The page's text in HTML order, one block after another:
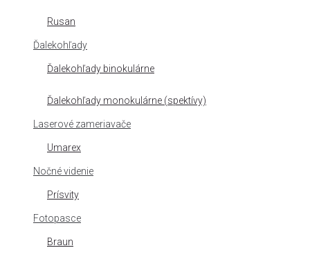
Rusan
Ďalekohľady
Ďalekohľady binokulárne
Ďalekohľady monokulárne (spektívy)
Laserové zameriavače
Umarex
Nočné videnie
Prísvity
Fotopasce
Braun